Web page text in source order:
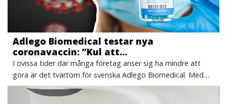
Adlego Biomedical testar nya
coronavaccin: ”Kul att…
I ovissa tider där många företag anser sig ha mindre att
göra är det tvärtom för svenska Adlego Biomedical. Med…